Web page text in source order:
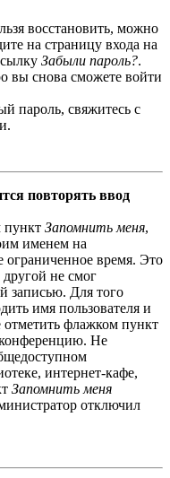
восстановить, можно
на страницу входа на
Забыли пароль?.
вы снова сможете войти
пароль, свяжитесь с
повторять ввод
пункт Запомнить меня,
именем на
ограниченное время. Это
не смог
записью. Для того
имя пользователя и
флажком пункт
Не
интернет-кафе,
Запомнить меня
отключил